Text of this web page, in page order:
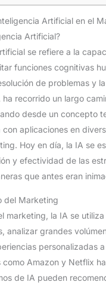
Artificial en el
Artificial?
se refiere a la
funciones cognitivas
de problemas y
ha recorrido un largo
desde un concepto
aplicaciones en
Hoy en día, la IA se
y efectividad de las
que antes eran
del Marketing
marketing, la IA se
analizar grandes
personalizadas
como Amazon y Netflix
de IA pueden